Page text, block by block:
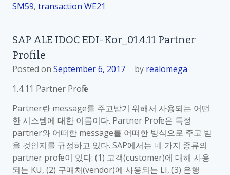
SM59, transaction WE21
SAP ALE IDOC EDI-Kor_01.4.11 Partner
Profile
Posted on September 6, 2017 by realomega
1.4.11 Partner Profile
Partner란 message를 주고받기 위해서 사용되는 어떤
한 시스템에 대한 이름이다. Partner Profile은 특정
partner와 어떠한 message를 어떠한 방식으로 주고 받
을 것인지를 규정하고 있다. SAP에서는 네 가지 종류의
partner profile이 있다: (1) 고객(customer)에 대해 사용
되는 KU, (2) 구매처(vendor)에 사용되는 LI, (3) 은행